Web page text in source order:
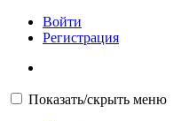
Войти
Регистрация
Показать/скрыть меню